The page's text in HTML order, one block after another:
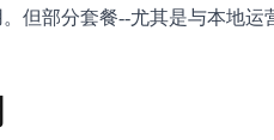
。但部分套餐--尤其是与本地